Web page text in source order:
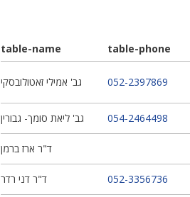
table-name table-phone
גב' אמילי זאטולובסקי 052-2397869
גב' ליאת סומך- גבורין
054-2464498
ד"ר ארז ברמן
ד"ר דני רדר
052-3356736